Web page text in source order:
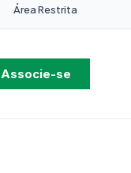
Área Restrita
Associe-se